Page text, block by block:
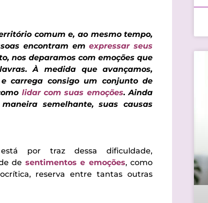
comum e, ao mesmo tempo,
encontram emexpressar seus
nos deparamos com emoções que
À medida que avançamos,
e carrega consigo um conjunto de
lidar com suas emoções. Ainda
semelhante, suas causas
por traz dessa dificuldade,
de sentimentos e emoções, como
reserva entre tantas outras